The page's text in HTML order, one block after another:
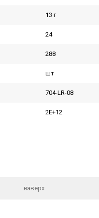
13 г
24
288
шт
704-LR-08
2E+12
наверх